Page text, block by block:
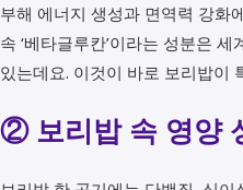
부해 에너지 생성과 면역력 강화
속 ‘베타글루칸’이라는 성분은
있는데요. 이것이 바로 보리밥이
② 보리밥 속 영양